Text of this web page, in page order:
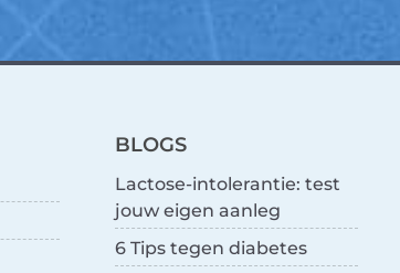
BLOGS
Lactose-intolerantie: test
jouw eigen aanleg
6 Tips tegen diabetes